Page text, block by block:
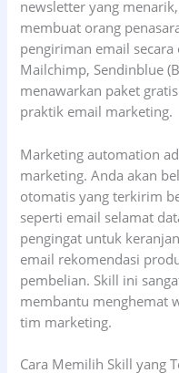
newsletter yang
membuat orang
pengiriman email
Mailchimp, Sendinblue
menawarkan paket
praktik email marketing.
Marketing automation
marketing. Anda akan
otomatis yang terkirim
seperti email selamat
pengingat untuk
email rekomendasi
pembelian. Skill ini
membantu menghemat
tim marketing.
Cara Memilih Skill yang